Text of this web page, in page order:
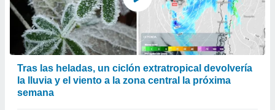
Tras las heladas, un ciclón extratropical devolvería
la lluvia y el viento a la zona central la próxima
semana